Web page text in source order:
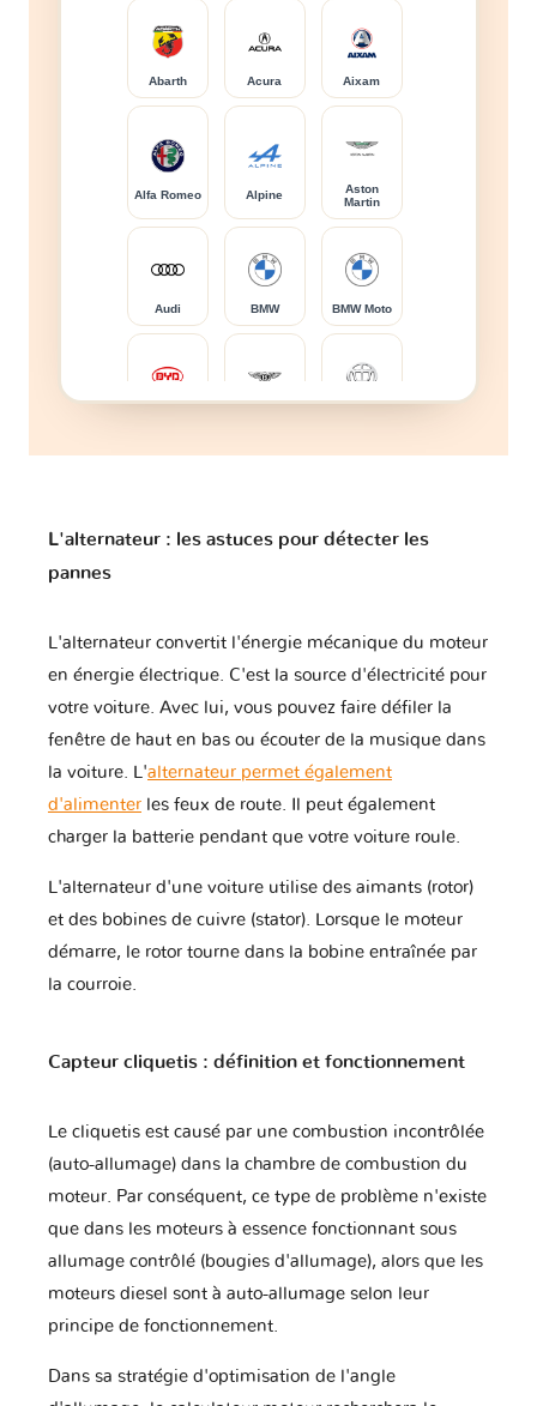
Abarth Acura Aixam
Alfa Romeo Alpine
Aston
Martin
Audi BMW BMW Moto
Changhe Chery Chevrolet
Chrysler Citroen Cupra
DR DS Dacia
Daewoo Daihatsu Datsun
Dodge Dongfeng Ducati
Fiat Ford Foton
L'alternateur : les astuces pour détecter les
pannes
L'alternateur convertit l'énergie mécanique du moteur
en énergie électrique. C'est la source d'électricité pour
votre voiture. Avec lui, vous pouvez faire défiler la
fenêtre de haut en bas ou écouter de la musique dans
la voiture. L'alternateur permet également
d'alimenter les feux de route. Il peut également
charger la batterie pendant que votre voiture roule.
L'alternateur d'une voiture utilise des aimants (rotor)
et des bobines de cuivre (stator). Lorsque le moteur
démarre, le rotor tourne dans la bobine entraînée par
la courroie.
Capteur cliquetis : définition et fonctionnement
Le cliquetis est causé par une combustion incontrôlée
(auto-allumage) dans la chambre de combustion du
moteur. Par conséquent, ce type de problème n'existe
que dans les moteurs à essence fonctionnant sous
allumage contrôlé (bougies d'allumage), alors que les
moteurs diesel sont à auto-allumage selon leur
principe de fonctionnement.
Dans sa stratégie d'optimisation de l'angle